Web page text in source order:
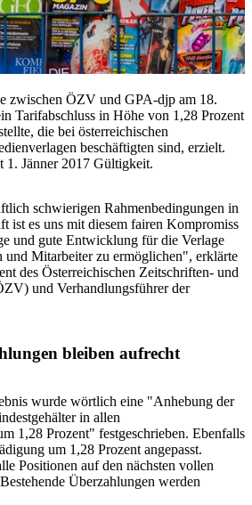
zwischen ÖZV und GPA-djp am 18.
Tarifabschluss in Höhe von 1,28 Prozent
die bei österreichischen
beschäftigten sind, erzielt.
1. Jänner 2017 Gültigkeit.
schwierigen Rahmenbedingungen in
ist es uns mit diesem fairen Kompromiss
und gute Entwicklung für die Verlage
und Mitarbeiter zu ermöglichen", erklärte
des Österreichischen Zeitschriften- und
und Verhandlungsführer der
bleiben aufrecht
wurde wörtlich eine "Anhebung der
in allen
1,28 Prozent" festgeschrieben. Ebenfalls
um 1,28 Prozent angepasst.
Positionen auf den nächsten vollen
Überzahlungen werden